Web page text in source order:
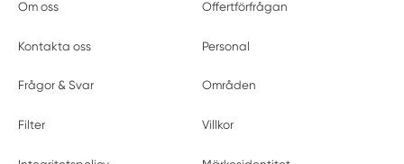
Om oss Offertförfrågan
Kontakta oss Personal
Frågor & Svar Områden
Filter Villkor